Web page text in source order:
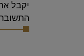
יקבל